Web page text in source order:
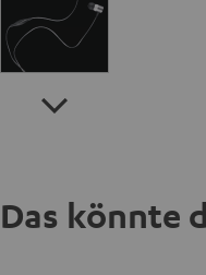
Das könnte